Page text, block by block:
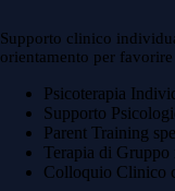
Supporto clinico
orientamento per
Psicoterapia
Supporto
Parent Training
Terapia di Gruppo
Colloquio Clinico